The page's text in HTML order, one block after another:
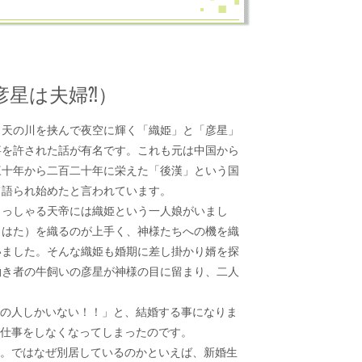
は夫婦⁈）
川を挟んで夜空に輝く「織姫」と「彦星」
許された話が有名です。これも元は中国から
年から二百二十年に栄えた「後漢」という国
られ始めたと言われています。
しゃる天帝には織姫という一人娘がいまし
た）を織るのが上手く、神様たちへの機を織
した。そんな織姫も婚期に差し掛かり婿を探
者の牛飼いの彦星が神様の目に留まり、二人
しかいない！！」と、結婚する事になりま
事をしなくなってしまったのです。
はなぜ別居しているのかといえば、新婚生